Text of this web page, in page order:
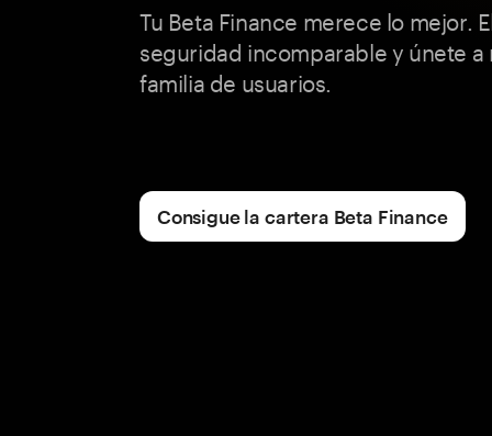
Tu Beta Finance merece lo mejor.
seguridad incomparable y únete
familia de usuarios.
Consigue la cartera Beta Finance